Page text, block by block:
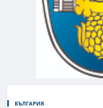
БЪЛГАРИЯ